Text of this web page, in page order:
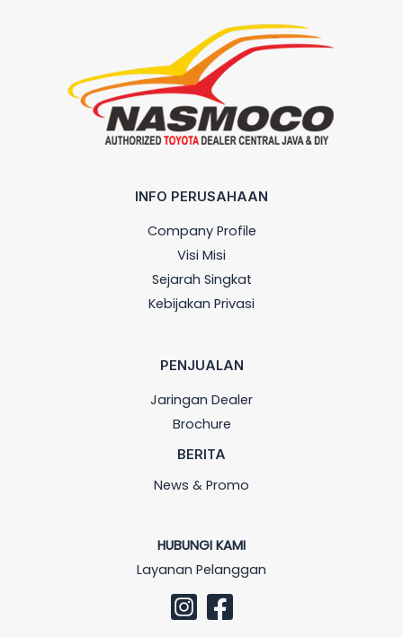
INFO PERUSAHAAN
Company Profile
Visi Misi
Sejarah Singkat
Kebijakan Privasi
PENJUALAN
Jaringan Dealer
Brochure
BERITA
News & Promo
HUBUNGI KAMI
Layanan Pelanggan